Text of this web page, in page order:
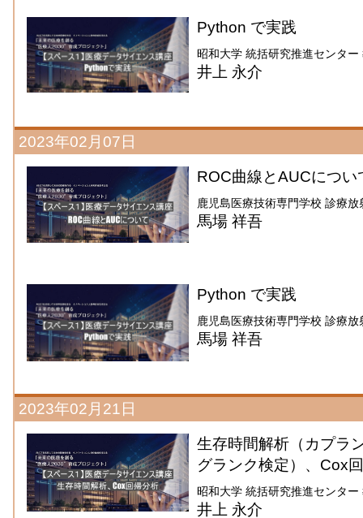
Python で実践
昭和大学 統括研究推進センタ
井上 永介
2023年02月07日
ROC曲線とAUCについ
鹿児島医療技術専門学校 診療
馬場 祥吾
Python で実践
鹿児島医療技術専門学校 診療
馬場 祥吾
2023年02月21日
生存時間解析（カプラ
グランク検定）、Cox
昭和大学 統括研究推進センタ
井上 永介